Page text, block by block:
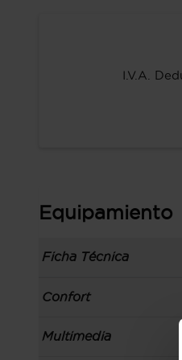
I.V.A.
Equipamiento
Ficha Técnica
Información de la
precios: interna,
Carrocería tipo
Confort
Toma/s de 12v en
Espejo de
Multimedia